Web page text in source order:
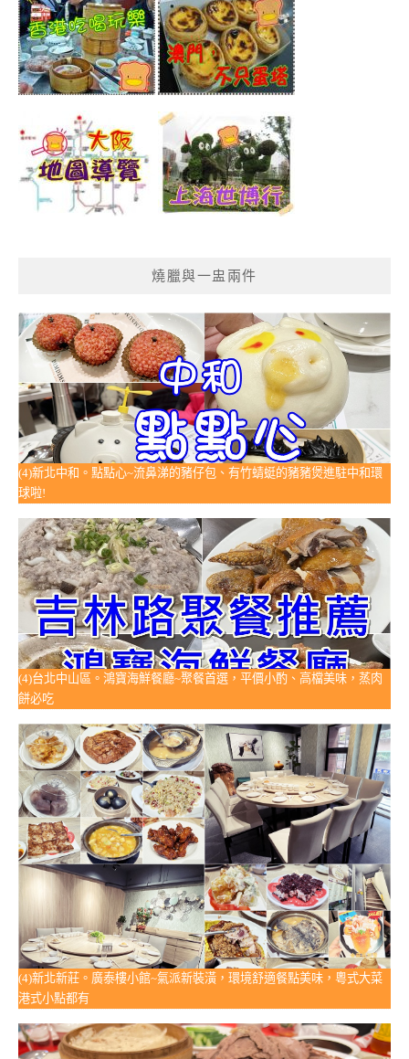
燒臘與一盅兩件
(4)新北中和。點點心~流鼻涕的豬仔包、有竹蜻蜓的豬豬煲進駐中和環
球啦!
(4)台北中山區。鴻寶海鮮餐廳~聚餐首選，平價小酌、高檔美味，蒸肉
餅必吃
(4)新北新莊。廣泰樓小館~氣派新裝潢，環境舒適餐點美味，粵式大菜
港式小點都有